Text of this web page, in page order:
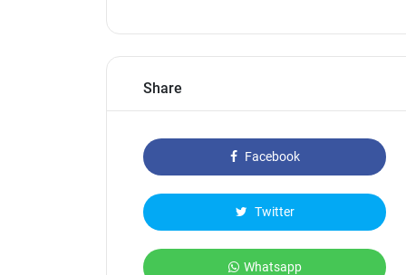
Share
Facebook
Twitter
Whatsapp